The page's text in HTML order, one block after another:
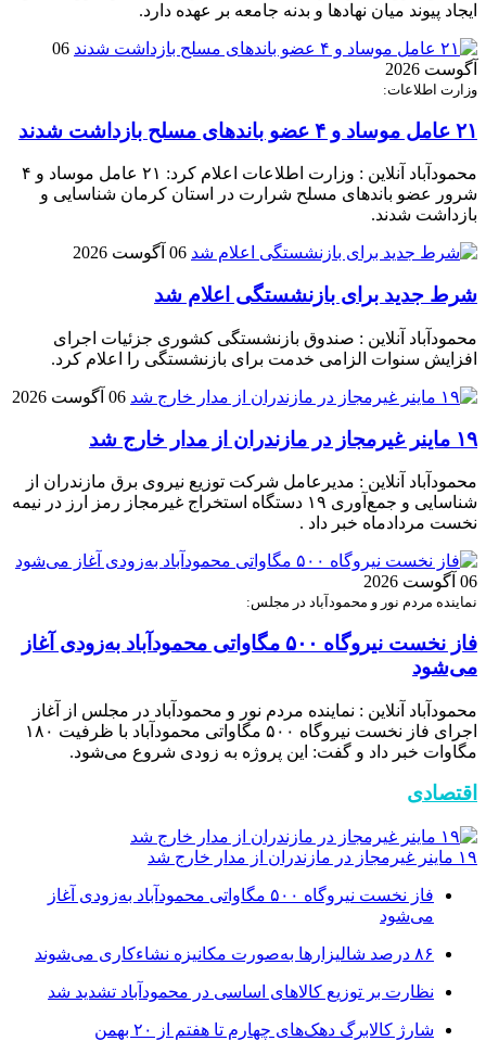
ایجاد پیوند میان نهادها و بدنه جامعه بر عهده دارد.
06
آگوست 2026
وزارت اطلاعات:
۲۱ عامل موساد و ۴ عضو باند‌های مسلح بازداشت شدند
محمودآباد آنلاین : وزارت اطلاعات اعلام کرد: ۲۱ عامل موساد و ۴
شرور عضو باند‌های مسلح شرارت در استان کرمان شناسایی و
بازداشت شدند.
06 آگوست 2026
شرط جدید برای بازنشستگی اعلام شد
محمودآباد آنلاین : صندوق بازنشستگی کشوری جزئیات اجرای
افزایش سنوات الزامی خدمت برای بازنشستگی را اعلام کرد.
06 آگوست 2026
۱۹ ماینر غیرمجاز در مازندران از مدار خارج شد
محمودآباد آنلاین : مدیرعامل شرکت توزیع نیروی برق مازندران از
شناسایی و جمع‌آوری ۱۹ دستگاه استخراج غیرمجاز رمز ارز در نیمه
نخست مردادماه خبر داد .
06 آگوست 2026
نماینده مردم نور و محمودآباد در مجلس:
فاز نخست نیروگاه ۵۰۰ مگاواتی محمودآباد به‌زودی آغاز
می‌شود
محمودآباد آنلاین : نماینده مردم نور و محمودآباد در مجلس از آغاز
اجرای فاز نخست نیروگاه ۵۰۰ مگاواتی محمودآباد با ظرفیت ۱۸۰
مگاوات خبر داد و گفت: این پروژه به زودی شروع می‌شود.
اقتصادی
۱۹ ماینر غیرمجاز در مازندران از مدار خارج شد
فاز نخست نیروگاه ۵۰۰ مگاواتی محمودآباد به‌زودی آغاز
می‌شود
۸۶ درصد شالیزارها به‌صورت مکانیزه نشاءکاری می‌شوند
نظارت بر توزیع کالا‌های اساسی در محمودآباد تشدید شد
شارژ کالابرگ دهک‌های چهارم تا هفتم از ۲۰ بهمن